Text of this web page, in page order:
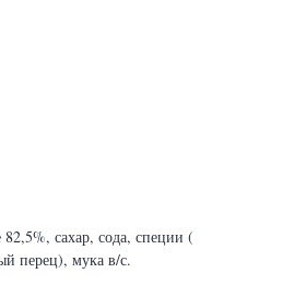
сахар, сода, специи (
перец), мука в/с.